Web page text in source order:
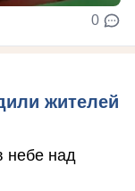
0
жителей
небе над